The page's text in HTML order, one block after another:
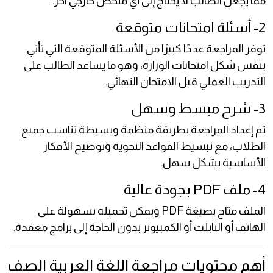
2- أسئلة امتحانات متوقعة
توفر المراجعة عددًا كبيرًا من الأسئلة المتوقعة التي تأتي
بنفس شكل امتحانات الوزارة، وهو ما يساعد الطالب على
التدريب العملي قبل الامتحان النهائي.
3- شرح مبسط وسهل
تم إعداد المراجعة بطريقة منظمة وبسيطة تناسب جميع
الطلاب، مع تبسيط القواعد النحوية وتوضيح الأفكار
الأساسية بشكل سهل.
4- ملف PDF بجودة عالية
الملف متاح بصيغة PDF ويمكن تحميله بسهولة على
الهاتف أو التابلت أو الكمبيوتر بدون الحاجة إلى برامج معقدة.
أهم محتويات مراجعة اللغة العربية الصف